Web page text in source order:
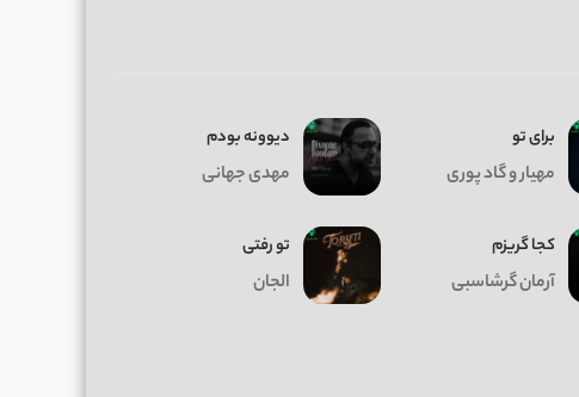
برای تو
مهیار و گاد پوری
دیوونه بودم
مهدی جهانی
کجا گریزم
آرمان گرشاسبی
تو رفتی
الجان